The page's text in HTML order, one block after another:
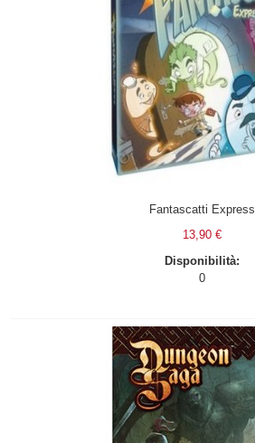
Fantascatti Express
13,90 €
Disponibilità:
0